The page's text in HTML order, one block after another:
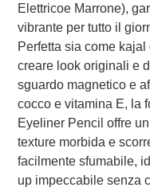
Elettricoe Marrone),
vibrante per tutto il
Perfetta sia come
creare look originali e
sguardo magnetico e
cocco e vitamina E, la
Eyeliner Pencil offre
texture morbida e
facilmente sfumabile,
up impeccabile senza